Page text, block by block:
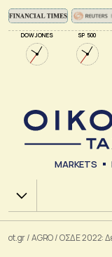
DOW JONES SP 500
MARKETS
Χ.Α.
ot.gr/AGRO/ΟΣΔΕ 2022: